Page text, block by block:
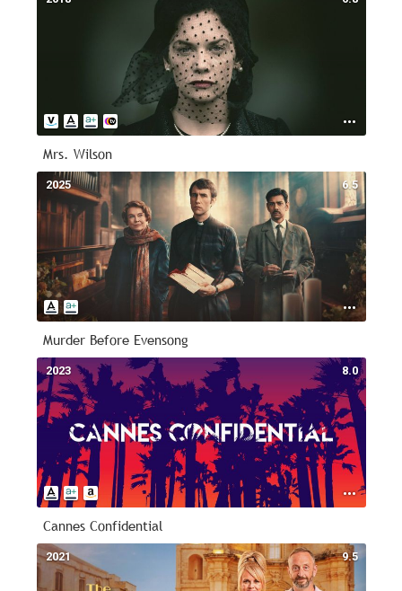
Mrs. Wilson
6.5
2025
Murder Before Evensong
8.0
2023
Cannes Confidential
9.5
2021